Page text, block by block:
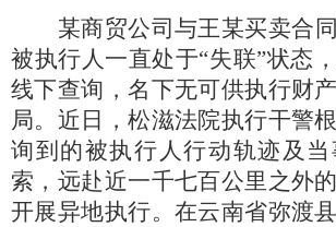
某商贸公司与王某买卖合
被执行人一直处于“失联”状态
线下查询，名下无可供执行财
局。近日，松滋法院执行干警
询到的被执行人行动轨迹及
索，远赴近一千七百公里之外
开展异地执行。在云南省弥渡